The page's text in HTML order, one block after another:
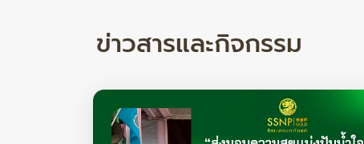
ข่าวสารและกิจกรรม